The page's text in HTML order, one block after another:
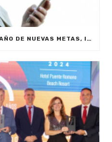
¡BIENVENIDOS AL 2025: AÑO DE NUEVAS METAS, INNOVACIÓN Y PRODUCTIVIDAD!